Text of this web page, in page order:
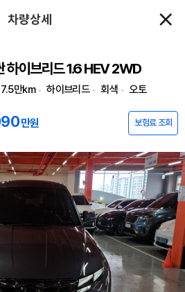
차량상세
하이브리드 1.6 HEV 2WD
7.5만km 하이브리드 회색 오토
만원 보험료 조회